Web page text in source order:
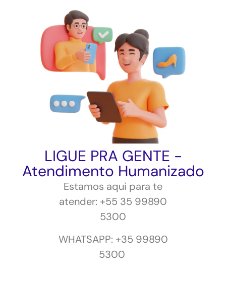
LIGUE PRA GENTE -
Atendimento Humanizado
Estamos aqui para te
atender: +55 35 99890
5300
WHATSAPP: +35 99890
5300